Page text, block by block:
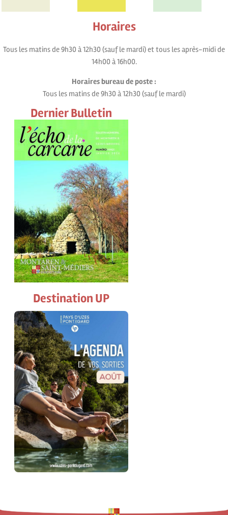
Horaires
Tous les matins de 9h30 à 12h30 (sauf le mardi) et tous les après-midi de
14h00 à 16h00.
Horaires bureau de poste :
Tous les matins de 9h30 à 12h30 (sauf le mardi)
Dernier Bulletin
Destination UP